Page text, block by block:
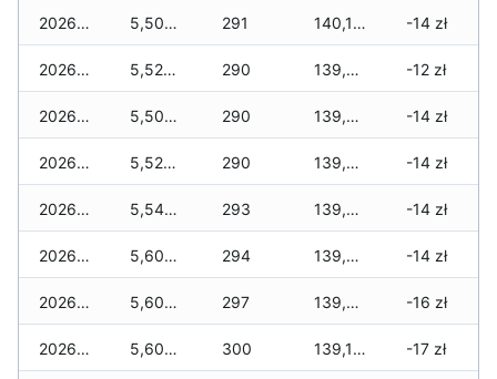
2026-04-02 5,500 zł 291 140,160 zł -14 zł
2026-04-01 5,520 zł 290 139,780 zł -12 zł
2026-03-31 5,500 zł 290 139,750 zł -14 zł
2026-03-30 5,520 zł 290 139,640 zł -14 zł
2026-03-29 5,540 zł 293 139,610 zł -14 zł
2026-03-28 5,600 zł 294 139,490 zł -14 zł
2026-03-27 5,600 zł 297 139,290 zł -16 zł
2026-03-26 5,600 zł 300 139,140 zł -17 zł